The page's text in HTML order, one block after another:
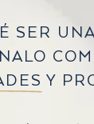
SER
Y